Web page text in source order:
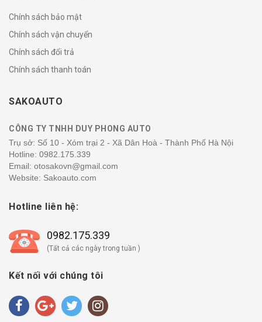
Chính sách bảo mật
Chính sách vận chuyển
Chính sách đổi trả
Chính sách thanh toán
SAKOAUTO
CÔNG TY TNHH DUY PHONG AUTO
Trụ sở: Số 10 - Xóm trại 2 - Xã Dân Hoà - Thành Phố Hà Nội
Hotline: 0982.175.339
Email: otosakovn@gmail.com
Website: Sakoauto.com
Hotline liên hệ:
0982.175.339
(Tất cả các ngày trong tuần )
Kết nối với chúng tôi